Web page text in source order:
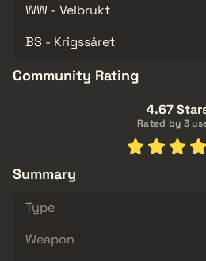
WW - Velbrukt
BS - Krigssåret
Community Rating
4.67
Rated by 3
Summary
Type
Weapon